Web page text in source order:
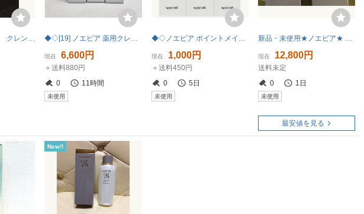
未使用 NOV ノブⅡ クレンジングクリーム 110ｇ ◆◇[19] ノエビア 薬用クレンジングフォーム 3点 120ｇ トゥブラン 未使用 08/031219ｍ◇◆
現在 6,600円
＋送料880円
0
11時間
未使用
◆◇ノエビア ポイントメイクアップリムーバー 3個セット 送料450円◇◆
現在 1,000円
＋送料450円
0
5日
未使用
新品・未使用★ノエビア★ エクストラ 薬用クレンジングフォーム★2本セット
現在 12,800円
送料未定
0
1日
未使用
最安値を見る
New!!